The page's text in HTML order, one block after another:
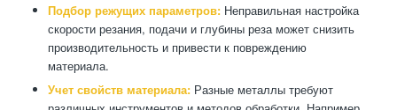
Подбор режущих параметров:Неправильная настройка
скорости резания, подачи и глубины реза может снизить
производительность и привести к повреждению
материала.
Учет свойств материала:Разные металлы требуют